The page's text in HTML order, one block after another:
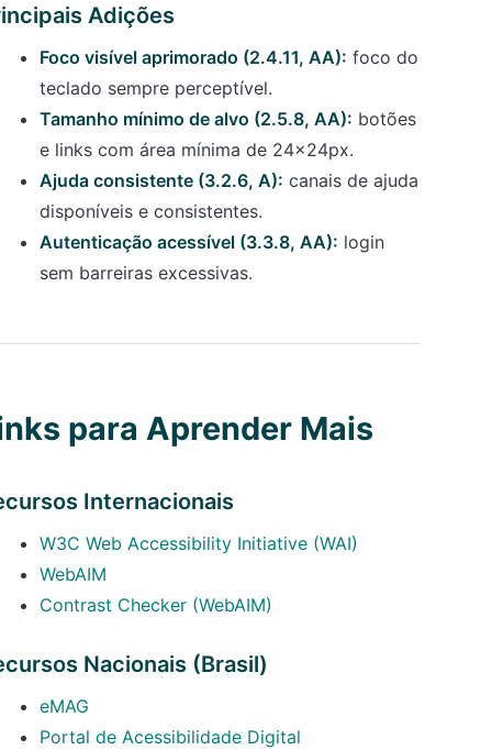
Adições
Foco visível aprimorado (2.4.11, AA): foco do
teclado sempre perceptível.
Tamanho mínimo de alvo (2.5.8, AA): botões
e links com área mínima de 24x24px.
Ajuda consistente (3.2.6, A): canais de ajuda
disponíveis e consistentes.
Autenticação acessível (3.3.8, AA): login
sem barreiras excessivas.
para Aprender Mais
Internacionais
W3C Web Accessibility Initiative (WAI)
WebAIM
Contrast Checker (WebAIM)
Nacionais (Brasil)
eMAG
Portal de Acessibilidade Digital